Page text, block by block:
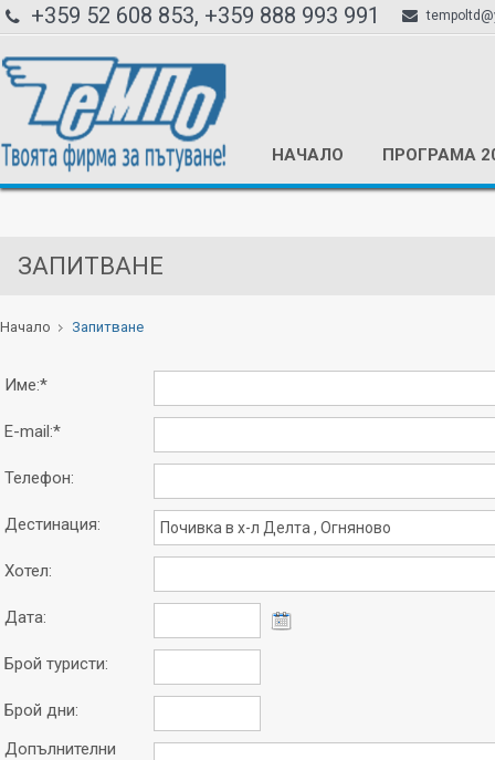
+359 52 608 853, +359 888 993 991
НАЧАЛО ПРОГРАМА
ЗАПИТВАНЕ
Начало Запитване
Име:*
E-mail:*
Телефон:
Дестинация:
Хотел:
Дата:
Брой туристи:
Брой дни:
Допълнителни